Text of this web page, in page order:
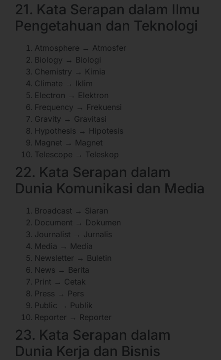
21. Kata Serapan dalam Ilmu
Pengetahuan dan Teknologi
Atmosphere → Atmosfer
Biology → Biologi
Chemistry → Kimia
Climate → Iklim
Electron → Elektron
Frequency → Frekuensi
Gravity → Gravitasi
Hypothesis → Hipotesis
Magnet → Magnet
Telescope → Teleskop
22. Kata Serapan dalam
Dunia Komunikasi dan Media
Broadcast → Siaran
Document → Dokumen
Journalist → Jurnalis
Media → Media
Newsletter → Buletin
News → Berita
Print → Cetak
Press → Pers
Public → Publik
Reporter → Reporter
23. Kata Serapan dalam
Dunia Kerja dan Bisnis